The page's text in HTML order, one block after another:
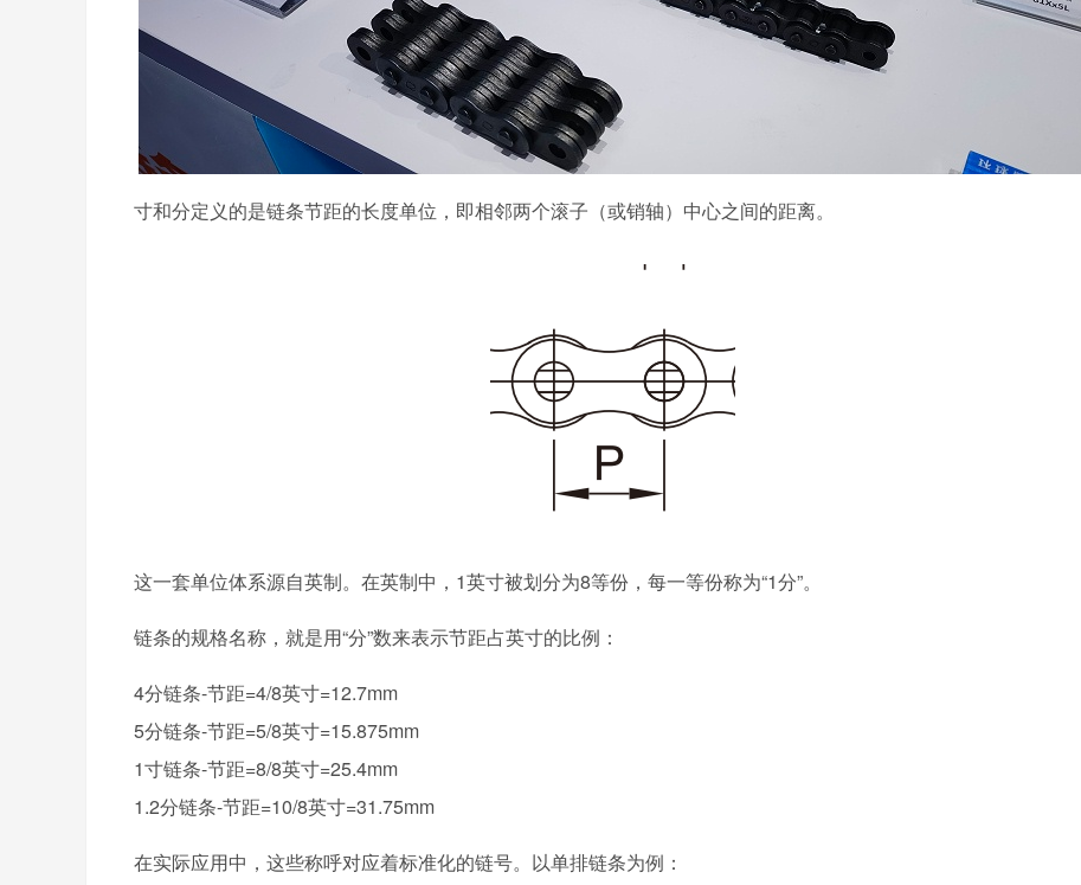
寸和分定义的是链条节距的长度单位，即相邻两个滚子（或销轴）中心之间的距离。
这一套单位体系源自英制。在英制中，1英寸被划分为8等份，每一等份称为“1分”。
链条的规格名称，就是用“分”数来表示节距占英寸的比例：
4分链条-节距=4/8英寸=12.7mm
5分链条-节距=5/8英寸=15.875mm
1寸链条-节距=8/8英寸=25.4mm
1.2分链条-节距=10/8英寸=31.75mm
在实际应用中，这些称呼对应着标准化的链号。以单排链条为例：